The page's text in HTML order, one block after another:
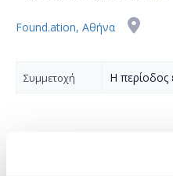
Found.ation, Αθήνα
Συμμετοχή Η περίοδος